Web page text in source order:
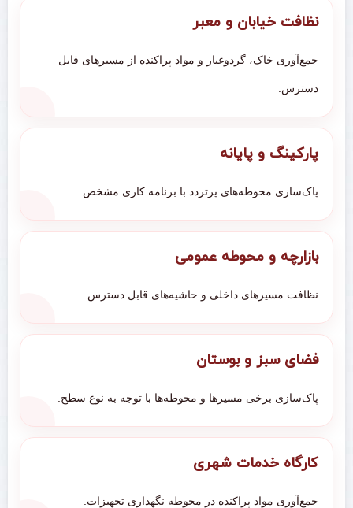
نظافت خیابان و معبر
جمع‌آوری خاک، گردوغبار و مواد پراکنده از مسیرهای قابل
دسترس.
پارکینگ و پایانه
پاک‌سازی محوطه‌های پرتردد با برنامه کاری مشخص.
بازارچه و محوطه عمومی
نظافت مسیرهای داخلی و حاشیه‌های قابل دسترس.
فضای سبز و بوستان
پاک‌سازی برخی مسیرها و محوطه‌ها با توجه به نوع سطح.
کارگاه خدمات شهری
جمع‌آوری مواد پراکنده در محوطه نگهداری تجهیزات.